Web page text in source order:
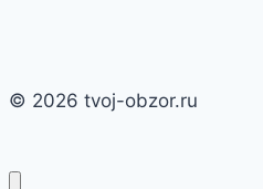
© 2026 tvoj-obzor.ru